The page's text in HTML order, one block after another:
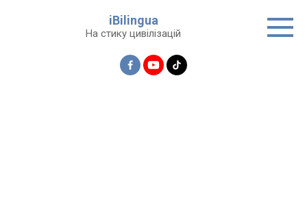
iBilingua
На стику цивілізацій